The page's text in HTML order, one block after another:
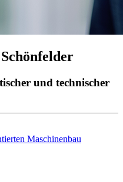
und technischer
Maschinenbau